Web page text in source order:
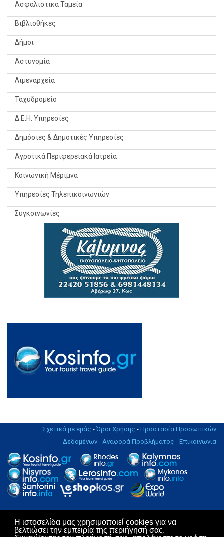
Η ιστοσελίδα μας χρησιμοποιεί cookies για να
βελτιώσει την εμπειρία της περιήγησή σας.
Ασφαλιστικά Ταμεία
Βιβλιοθήκες
Δήμοι
Αστυνομία
Λιμεναρχεία
Ταχυδρομείο
Δ.Ε.Η. Υπηρεσίες
Δημόσιες & Δημοτικές Υπηρεσίες
Αγροτικά Περιφερειακά Ιατρεία
Κοινωνική Μέριμνα
Υπηρεσίες Τηλεπικοινωνιών
Συγκοινωνίες
Σχετικά με εμάς - Όροι Χρήσης - Προστασία Προσωπικών
Δεδομένων - Αναφορά Προβλήματος - Επικοινωνία
Copyright © 2004 - 2019. All rights Reserved. | Design & Hosting by